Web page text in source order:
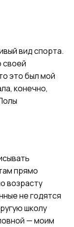
вид спорта.
своей
это был мой
конечно,
прямо
возрасту
не годятся
школу
— моим